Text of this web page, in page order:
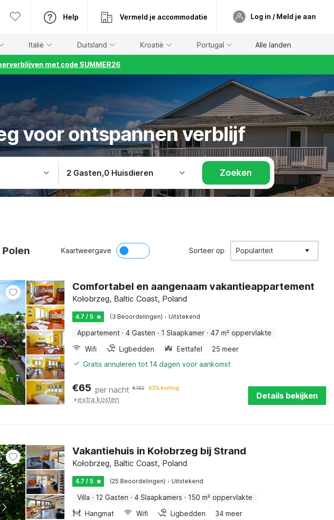
Help Vermeld je accommodatie Log in / Meld je aan
Italië Duitsland Kroatië Portugal Alle landen
met code SUMMER26
voor ontspannen verblijf
2 Gasten,0 Huisdieren Zoeken
Kaartweergave Sorteer op Populariteit
Comfortabel en aangenaam vakantieappartement
Kołobrzeg, Baltic Coast, Poland
4.7 / 5 (3 Beoordelingen) · Uitstekend
Appartement · 4 Gasten · 1 Slaapkamer · 47 m² oppervlakte
Wifi
Ligbedden Eettafel
25 meer
Gratis annuleren tot 14 dagen voor aankomst
€65 per nacht €182 63% korting
+extra kosten Details bekijken
Vakantiehuis in Kołobrzeg bij Strand
Kołobrzeg, Baltic Coast, Poland
4.7 / 5 (25 Beoordelingen) · Uitstekend
Villa · 12 Gasten · 4 Slaapkamers · 150 m² oppervlakte
Hangmat
Wifi Ligbedden
34 meer